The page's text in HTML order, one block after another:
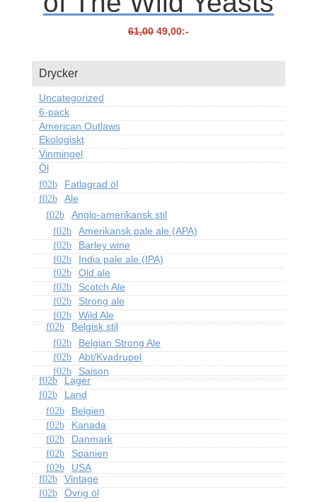
61,00 Det
priset
49,00Det
priset
:-
Drycker
Uncategorized
6-pack
American Outlaws
Ekologiskt
Vinmingel
Öl
Fatlagrad öl
Ale
Anglo-amerikansk stil
Amerikansk pale ale (APA)
Barley wine
India pale ale (IPA)
Old ale
Scotch Ale
Strong ale
Wild Ale
Belgisk stil
Belgian Strong Ale
Abt/Kvadrupel
Saison
Lager
Land
Belgien
Kanada
Danmark
Spanien
USA
Vintage
Övrig öl